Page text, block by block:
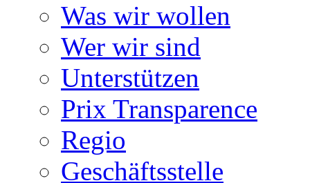
Was wir wollen
Wer wir sind
Unterstützen
Prix Transparence
Regio
Geschäftsstelle